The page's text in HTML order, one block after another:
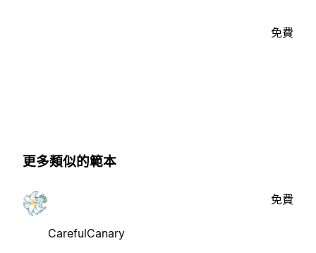
免費
更多類似的範本
CarefulCanary
免費